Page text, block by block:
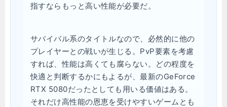
指すならもっと高い性能が必要だ。
サバイバル系のタイトルなので、必然的に他の
プレイヤーとの戦いが生じる。PvP要素を考慮
すれば、性能は高くても腐らない。どの程度を
快適と判断するかにもよるが、最新のGeForce
RTX 5080だったとしても用いる価値はある。
それだけ高性能の恩恵を受けやすいゲームとも